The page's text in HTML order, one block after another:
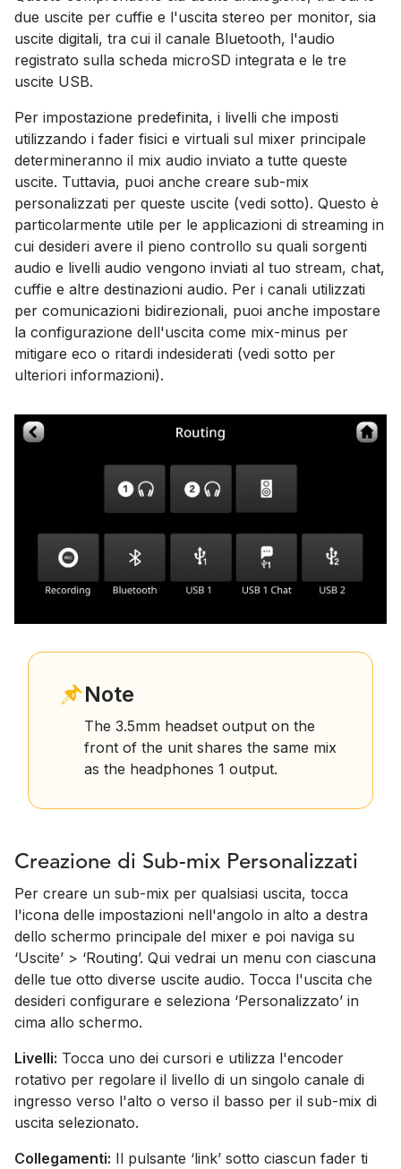
due uscite per cuffie e l'uscita stereo per monitor, sia
uscite digitali, tra cui il canale Bluetooth, l'audio
registrato sulla scheda microSD integrata e le tre
uscite USB.
Per impostazione predefinita, i livelli che imposti
utilizzando i fader fisici e virtuali sul mixer principale
determineranno il mix audio inviato a tutte queste
uscite. Tuttavia, puoi anche creare sub-mix
personalizzati per queste uscite (vedi sotto). Questo è
particolarmente utile per le applicazioni di streaming in
cui desideri avere il pieno controllo su quali sorgenti
audio e livelli audio vengono inviati al tuo stream, chat,
cuffie e altre destinazioni audio. Per i canali utilizzati
per comunicazioni bidirezionali, puoi anche impostare
la configurazione dell'uscita come mix-minus per
mitigare eco o ritardi indesiderati (vedi sotto per
ulteriori informazioni).
Note
The 3.5mm headset output on the
front of the unit shares the same mix
as the headphones 1 output.
Creazione di Sub-mix Personalizzati
Per creare un sub-mix per qualsiasi uscita, tocca
l'icona delle impostazioni nell'angolo in alto a destra
dello schermo principale del mixer e poi naviga su
‘Uscite’ > ‘Routing’. Qui vedrai un menu con ciascuna
delle tue otto diverse uscite audio. Tocca l'uscita che
desideri configurare e seleziona ‘Personalizzato’ in
cima allo schermo.
Livelli: Tocca uno dei cursori e utilizza l'encoder
rotativo per regolare il livello di un singolo canale di
ingresso verso l'alto o verso il basso per il sub-mix di
uscita selezionato.
Collegamenti: Il pulsante ‘link’ sotto ciascun fader ti